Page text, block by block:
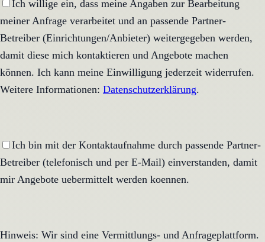
Ich willige ein, dass meine Angaben zur Bearbeitung
meiner Anfrage verarbeitet und an passende Partner-
Betreiber (Einrichtungen/Anbieter) weitergegeben werden,
damit diese mich kontaktieren und Angebote machen
können. Ich kann meine Einwilligung jederzeit widerrufen.
Weitere Informationen: Datenschutzerklärung.
Ich bin mit der Kontaktaufnahme durch passende Partner-
Betreiber (telefonisch und per E-Mail) einverstanden, damit
mir Angebote uebermittelt werden koennen.
Hinweis: Wir sind eine Vermittlungs- und Anfrageplattform.